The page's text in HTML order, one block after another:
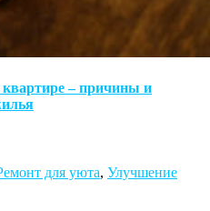
– причины и
для уюта, Улучшение